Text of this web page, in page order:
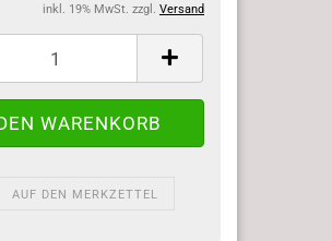
inkl. 19% MwSt. zzgl. Versand
AUF DEN MERKZETTEL